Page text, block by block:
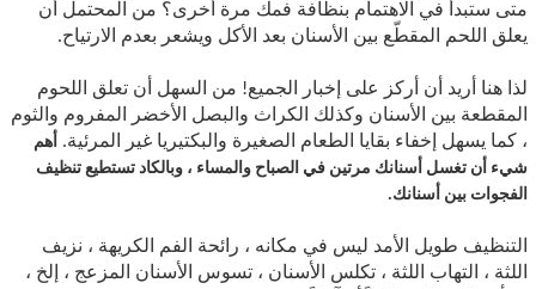
متى ستبدأ في الاهتمام بنظافة فمك مرة أخرى؟ من المحتمل أن
يعلق اللحم المقطّع بين الأسنان بعد الأكل ويشعر بعدم الارتياح.
لذا هنا أريد أن أركز على إخبار الجميع! من السهل أن تعلق اللحوم
المقطعة بين الأسنان وكذلك الكراث والبصل الأخضر المفروم والثوم
، كما يسهل إخفاء بقايا الطعام الصغيرة والبكتيريا غير المرئية. أهم
شيء أن تغسل أسنانك مرتين في الصباح والمساء ، وبالكاد تستطيع تنظيف
الفجوات بين أسنانك.
التنظيف طويل الأمد ليس في مكانه ، رائحة الفم الكريهة ، نزيف
اللثة ، التهاب اللثة ، تكلس الأسنان ، تسوس الأسنان المزعج ، إلخ ،